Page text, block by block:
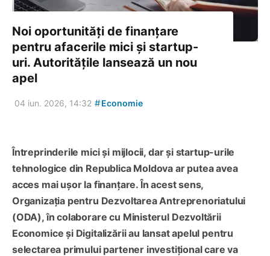
Noi oportunități de finanțare
pentru afacerile mici și startup-
uri. Autoritățile lansează un nou
apel
04 iun. 2026, 14:32 #Economie
Întreprinderile mici și mijlocii, dar și startup-urile
tehnologice din Republica Moldova ar putea avea
acces mai ușor la finanțare. În acest sens,
Organizația pentru Dezvoltarea Antreprenoriatului
(ODA), în colaborare cu Ministerul Dezvoltării
Economice și Digitalizării au lansat apelul pentru
selectarea primului partener investițional care va